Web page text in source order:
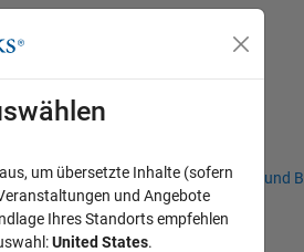
Niederlassungen Studierende und
Off-Canvas-
um übersetzte Inhalte (sofern
und Angebote
Ihres Standorts empfehlen
United States.